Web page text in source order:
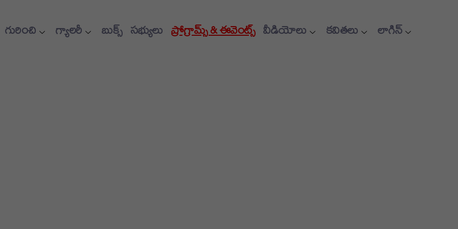
గురించి గ్యాలరీ బుక్స్ సభ్యులు ప్రోగ్రామ్స్ & ఈవెంట్స్ వీడియోలు కవితలు లాగిన్